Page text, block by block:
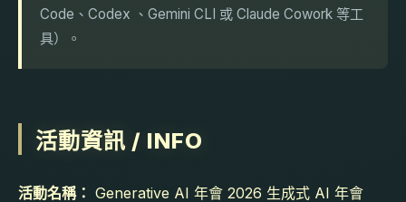
主辦單位 Generative AI 年會製作委員會
Code、Codex 、Gemini CLI 或 Claude Cowork 等工
具）。
活動資訊 / INFO
活動名稱： Generative AI 年會 2026 生成式 AI 年會